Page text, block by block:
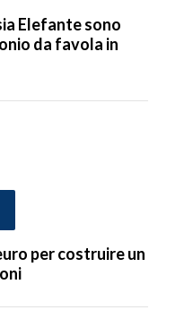
Elefante sono
da favola in
per costruire un